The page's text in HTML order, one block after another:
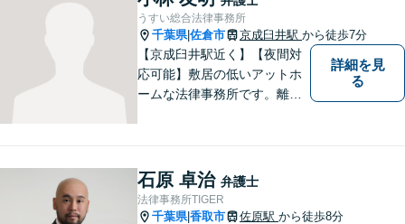
事故の案件を広く受け付けて
います。 ぜひご相談くださ
い。
うすい総合法律事務所
千葉県|佐倉市 京成臼井駅 から徒歩7分
【京成臼井駅近く】【夜間対
応可能】敷居の低いアットホ
ームな法律事務所です。離婚
【地域に根差し他弁護士】的
確なアドバイスやサポートで
ご相談者様のお役に立てるよ
詳細を見
る
石原 卓治 弁護士
法律事務所TIGER
千葉県|香取市 佐原駅 から徒歩8分